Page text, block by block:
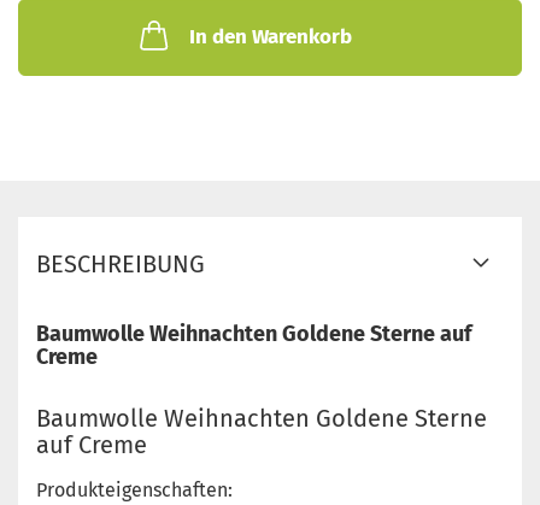
In den Warenkorb
BESCHREIBUNG
Baumwolle Weihnachten Goldene Sterne auf
Creme
Baumwolle Weihnachten Goldene Sterne
auf Creme
Produkteigenschaften: